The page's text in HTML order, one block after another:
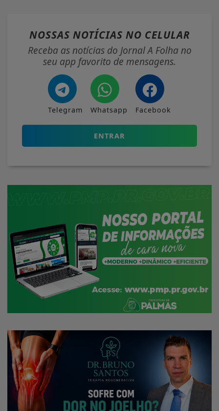
NOSSAS NOTÍCIAS NO CELULAR
Receba as notícias do Jornal A Folha no
seu app favorito de mensagens.
Telegram Whatsapp Facebook
ENTRAR